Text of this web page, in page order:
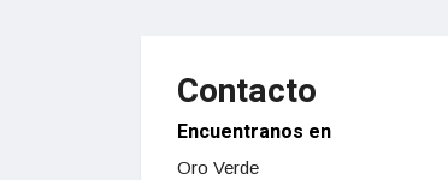
Contacto
Encuentranos en
Oro Verde